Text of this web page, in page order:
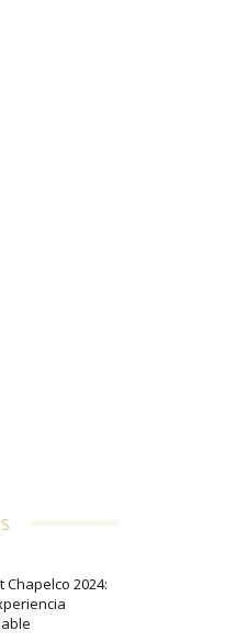
Chapelco 2024: